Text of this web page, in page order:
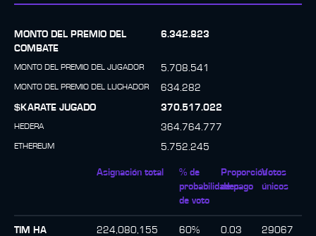
MONTO DEL PREMIO DEL
COMBATE
6.342.823
MONTO DEL PREMIO DEL JUGADOR 5.708.541
MONTO DEL PREMIO DEL LUCHADOR
634.282
$KARATE JUGADO
370.517.022
HEDERA 364.764.777
ETHEREUM 5.752.245
Asignación total
% de
probabilidades
de voto
Proporción
de pago
Votos
únicos
TIM HA 224,080,155 60% 0.03 29067